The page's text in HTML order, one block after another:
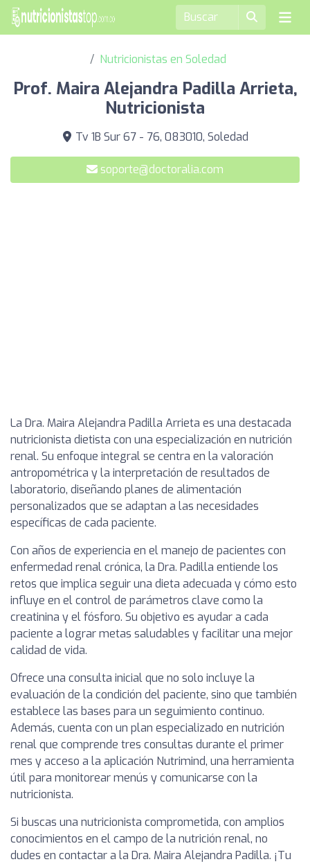
Nutricionistas en Soledad
Prof. Maira Alejandra Padilla Arrieta,
Nutricionista
Tv 1B Sur 67 - 76, 083010, Soledad
soporte@doctoralia.com
La Dra. Maira Alejandra Padilla Arrieta es una destacada
nutricionista dietista con una especialización en nutrición
renal. Su enfoque integral se centra en la valoración
antropométrica y la interpretación de resultados de
laboratorio, diseñando planes de alimentación
personalizados que se adaptan a las necesidades
específicas de cada paciente.
Con años de experiencia en el manejo de pacientes con
enfermedad renal crónica, la Dra. Padilla entiende los
retos que implica seguir una dieta adecuada y cómo esto
influye en el control de parámetros clave como la
creatinina y el fósforo. Su objetivo es ayudar a cada
paciente a lograr metas saludables y facilitar una mejor
calidad de vida.
Ofrece una consulta inicial que no solo incluye la
evaluación de la condición del paciente, sino que también
establece las bases para un seguimiento continuo.
Además, cuenta con un plan especializado en nutrición
renal que comprende tres consultas durante el primer
mes y acceso a la aplicación Nutrimind, una herramienta
útil para monitorear menús y comunicarse con la
nutricionista.
Si buscas una nutricionista comprometida, con amplios
conocimientos en el campo de la nutrición renal, no
dudes en contactar a la Dra. Maira Alejandra Padilla. ¡Tu